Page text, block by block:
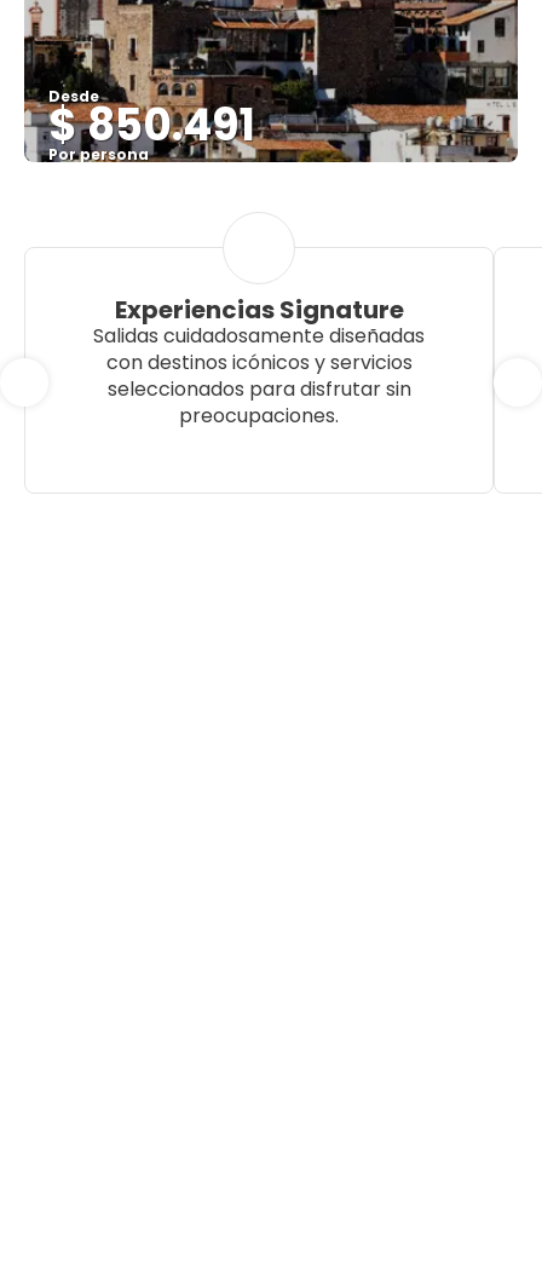
Desde
$ 850.491
Por persona
Experiencias Signature
Salidas cuidadosamente diseñadas
con destinos icónicos y servicios
seleccionados para disfrutar sin
preocupaciones.